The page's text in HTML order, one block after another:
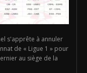
s'apprête à annuler
de « Ligue 1 » pour
au siège de la